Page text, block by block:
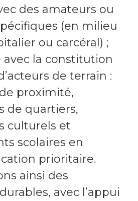
des amateurs ou
(en milieu
ou carcéral) ;
avec la constitution
de terrain :
proximité,
de quartiers,
culturels et
scolaires en
prioritaire.
ainsi des
avec l’appui